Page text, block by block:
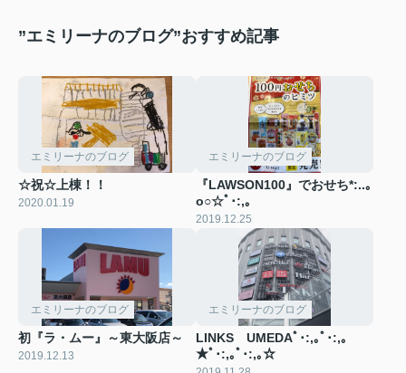
”エミリーナのブログ”おすすめ記事
エミリーナのブログ
☆祝☆上棟！！
2020.01.19
エミリーナのブログ
『LAWSON100』でおせち*:..｡
o○☆ﾟ･:,｡
2019.12.25
エミリーナのブログ
初『ラ・ムー』～東大阪店～
2019.12.13
エミリーナのブログ
LINKS UMEDAﾟ･:,｡ﾟ･:,｡
★ﾟ･:,｡ﾟ･:,｡☆